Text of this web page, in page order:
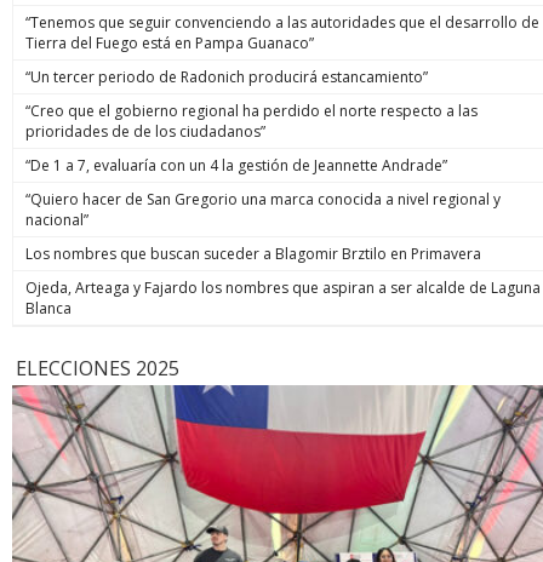
“Tenemos que seguir convenciendo a las autoridades que el desarrollo de
Tierra del Fuego está en Pampa Guanaco”
“Un tercer periodo de Radonich producirá estancamiento”
“Creo que el gobierno regional ha perdido el norte respecto a las
prioridades de de los ciudadanos”
“De 1 a 7, evaluaría con un 4 la gestión de Jeannette Andrade”
“Quiero hacer de San Gregorio una marca conocida a nivel regional y
nacional”
Los nombres que buscan suceder a Blagomir Brztilo en Primavera
Ojeda, Arteaga y Fajardo los nombres que aspiran a ser alcalde de Laguna
Blanca
ELECCIONES 2025